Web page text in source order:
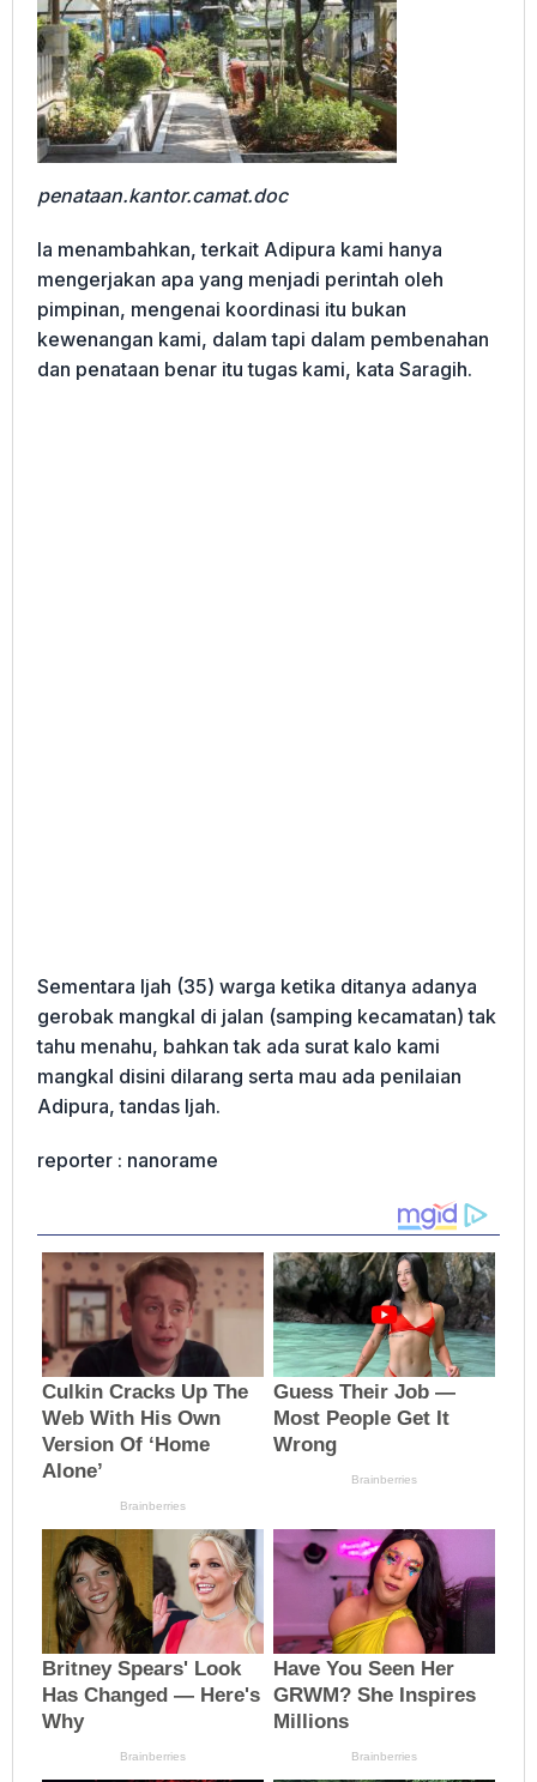
penataan.kantor.camat.doc
Ia menambahkan, terkait Adipura kami hanya
mengerjakan apa yang menjadi perintah oleh
pimpinan, mengenai koordinasi itu bukan
kewenangan kami, dalam tapi dalam pembenahan
dan penataan benar itu tugas kami, kata Saragih.
Sementara Ijah (35) warga ketika ditanya adanya
gerobak mangkal di jalan (samping kecamatan) tak
tahu menahu, bahkan tak ada surat kalo kami
mangkal disini dilarang serta mau ada penilaian
Adipura, tandas Ijah.
reporter : nanorame